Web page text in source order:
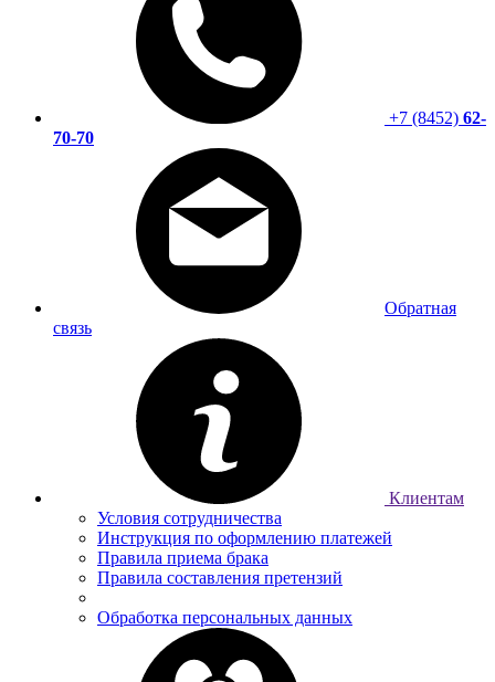
+7 (8452) 62-
70-70
Обратная
связь
Клиентам
Условия сотрудничества
Инструкция по оформлению платежей
Правила приема брака
Правила составления претензий
Обработка персональных данных